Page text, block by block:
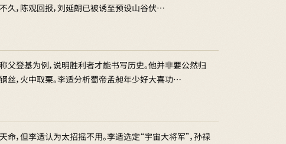
久，陈观回报，刘延朗已被诱至预设山谷伏…
登基为例，说明胜利者才能书写历史。他并非要公然归
丝，火中取栗。李适分析蜀帝孟昶年少好大喜功…
，但李适认为太招摇不用。李适选定“宇宙大将军”，孙禄